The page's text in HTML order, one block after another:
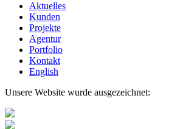
Aktuelles
Kunden
Projekte
Agentur
Portfolio
Kontakt
English
Unsere Website wurde ausgezeichnet: